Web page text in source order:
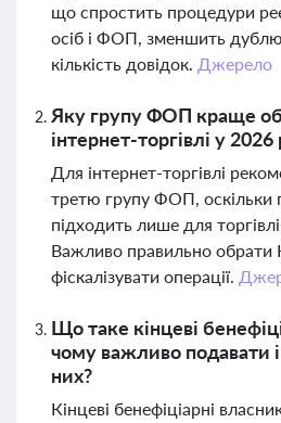
що спростить процедури
осіб і ФОП, зменшить
кількість довідок. Джерело
Яку групу ФОП краще
інтернет-торгівлі у 2026
Для інтернет-торгівлі
третю групу ФОП, оскільки
підходить лише для
Важливо правильно обрати
фіскалізувати операції.
Що таке кінцеві
чому важливо подавати
них?
Кінцеві бенефіціарні